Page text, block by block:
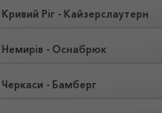
Кривий Ріг - Кайзерслаутерн
Немирів - Оснабрюк
Черкаси - Бамберг